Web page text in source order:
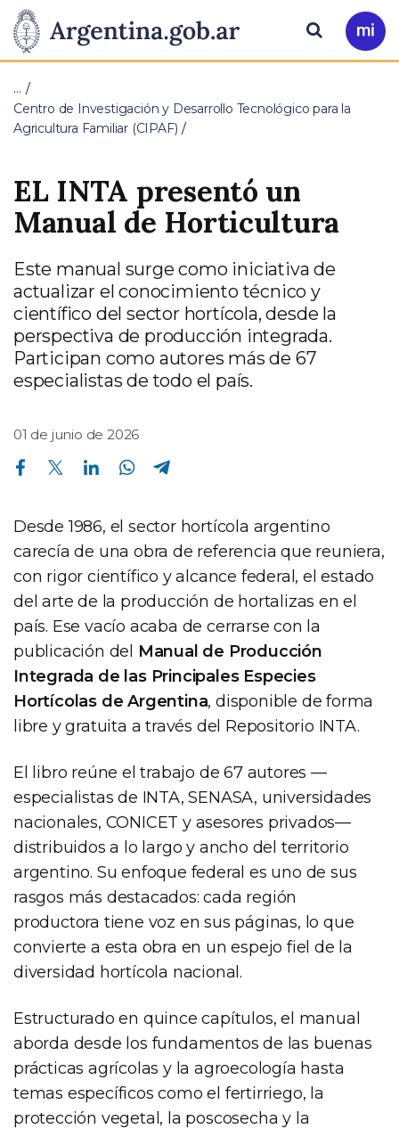
Presidencia
de
la
Pasar al contenido principal
Ir
a
Buscar
…
Centro de Investigación y Desarrollo Tecnológico para la
Agricultura Familiar (CIPAF)
EL INTA presentó un
Manual de Horticultura
Este manual surge como iniciativa de
actualizar el conocimiento técnico y
científico del sector hortícola, desde la
perspectiva de producción integrada.
Participan como autores más de 67
especialistas de todo el país.
01 de junio de 2026
Compartir en Facebook Compartir en Twitter Compartir en Linkedin Compartir en Whatsapp
Desde 1986, el sector hortícola argentino
carecía de una obra de referencia que reuniera,
con rigor científico y alcance federal, el estado
del arte de la producción de hortalizas en el
país. Ese vacío acaba de cerrarse con la
publicación del Manual de Producción
Integrada de las Principales Especies
Hortícolas de Argentina, disponible de forma
libre y gratuita a través del Repositorio INTA.
El libro reúne el trabajo de 67 autores —
especialistas de INTA, SENASA, universidades
nacionales, CONICET y asesores privados—
distribuidos a lo largo y ancho del territorio
argentino. Su enfoque federal es uno de sus
rasgos más destacados: cada región
productora tiene voz en sus páginas, lo que
convierte a esta obra en un espejo fiel de la
diversidad hortícola nacional.
Estructurado en quince capítulos, el manual
aborda desde los fundamentos de las buenas
prácticas agrícolas y la agroecología hasta
temas específicos como el fertirriego, la
protección vegetal, la poscosecha y la